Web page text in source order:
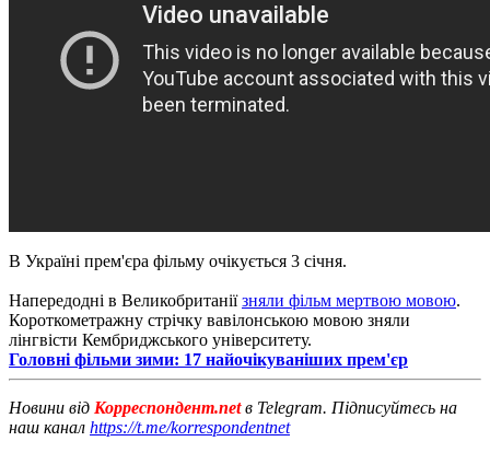
В Україні прем'єра фільму очікується 3 січня.
Напередодні в Великобританіїзняли фільм мертвою мовою.
Короткометражну стрічку вавілонською мовою зняли
лінгвісти Кембриджського університету.
Головні фільми зими: 17 найочікуваніших прем'єр
Новини від Корреспондент.netв Telegram. Підписуйтесь на
наш канал https://t.me/korrespondentnet